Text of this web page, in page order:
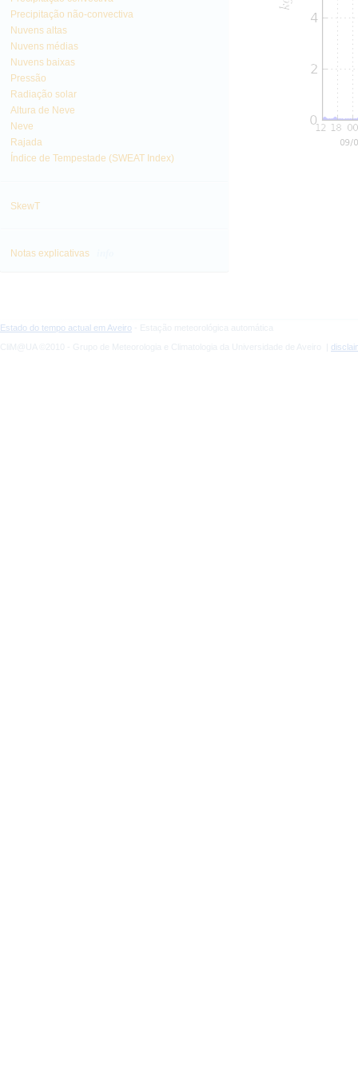
Precipitação não-convectiva
Nuvens altas
Nuvens médias
Nuvens baixas
Pressão
Radiação solar
Altura de Neve
Neve
Rajada
Índice de Tempestade (SWEAT Index)
SkewT
Notas explicativas
Estado do tempo actual em Aveiro - Estação meteorológica automática
CliM@UA ©2010 - Grupo de Meteorologia e Climatologia da Universidade de Aveiro |